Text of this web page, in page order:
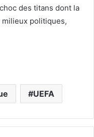
des titans dont la
politiques,
UEFA